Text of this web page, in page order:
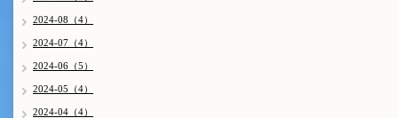
2024-08（4）
2024-07（4）
2024-06（5）
2024-05（4）
2024-04（4）